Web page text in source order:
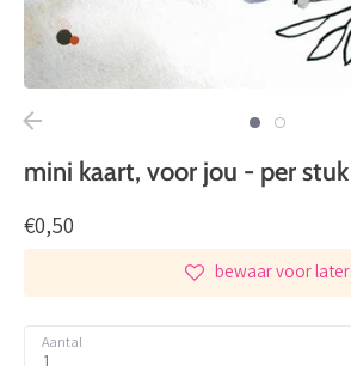
mini kaart, voor jou - per stuk
€0,50
bewaar voor later
Aantal